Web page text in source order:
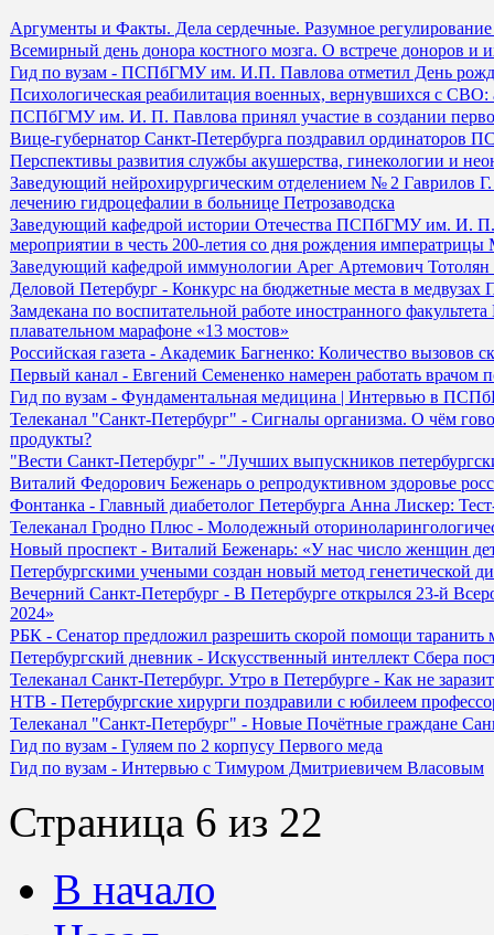
Аргументы и Факты. Дела сердечные. Разумное
Всемирный день донора костного мозга. О встрече доноров и
Гид по вузам - ПСПбГМУ им. И.П. Павлова отметил День
Психологическая реабилитация военных, вернувшихся с СВО:
ПСПбГМУ им. И. П. Павлова принял участие в создании
Вице-губернатор Санкт-Петербурга поздравил
Перспективы развития службы акушерства, гинекологии и
Заведующий нейрохирургическим отделением № 2 Гаврилов
лечению гидроцефалии в больнице Петрозаводска
Заведующий кафедрой истории Отечества ПСПбГМУ им. И.
мероприятии в честь 200-летия со дня рождения
Заведующий кафедрой иммунологии Арег Артемович Тотолян
Деловой Петербург - Конкурс на бюджетные места в медвузах
Замдекана по воспитательной работе иностранного
плавательном марафоне «13 мостов»
Российская газета - Академик Багненко: Количество вызовов
Первый канал - Евгений Семененко намерен работать врачом
Гид по вузам - Фундаментальная медицина | Интервью в
Телеканал "Санкт-Петербург" - Сигналы организма. О чём
продукты?
"Вести Санкт-Петербург" - "Лучших выпускников
Виталий Федорович Беженарь о репродуктивном здоровье
Фонтанка - Главный диабетолог Петербурга Анна Лискер:
Телеканал Гродно Плюс - Молодежный
Новый проспект - Виталий Беженарь: «У нас число женщин
Петербургскими учеными создан новый метод генетической
Вечерний Санкт-Петербург - В Петербурге открылся 23-й
2024»
РБК - Сенатор предложил разрешить скорой помощи
Петербургский дневник - Искусственный интеллект Сбера
Телеканал Санкт-Петербург. Утро в Петербурге - Как не
НТВ - Петербургские хирурги поздравили с юбилеем
Телеканал "Санкт-Петербург" - Новые Почётные граждане
Гид по вузам - Гуляем по 2 корпусу Первого меда
Гид по вузам - Интервью с Тимуром Дмитриевичем Власовым
Страница 6 из 22
В начало